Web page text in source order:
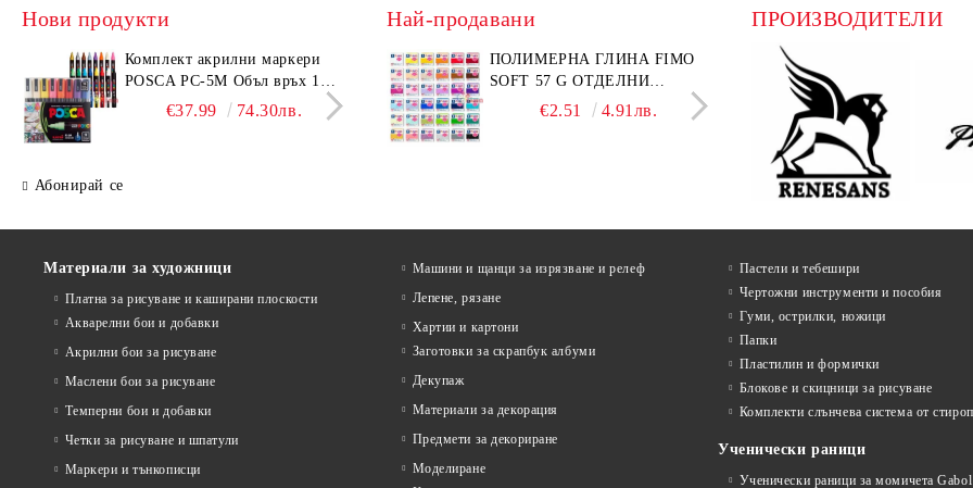
Нови продукти
Комплeкт акрилни маркери
POSCA PC-5M Объл връх 16
бр. Основни цветове
€37.99 74.30лв.
Комплект графитни моливи
KOH-I-NOOR Art 24 бр. (8B-
10H) В метална кутия
€18.60 36.38лв.
Въглен за рисуване Koh-I-
Noor Натурален Ø 6–7 mm 6
бр.
€4.99
Абонирай се
Най-продавани
ПОЛИМЕРНА ГЛИНА FIMO
SOFT 57 G ОТДЕЛНИ
ЦВЕТОВЕ€2.51 4.91лв.
ТЕКСТИЛНА
НЕПРОМОКАЕМА
ЦВЕТОВЕ
€1.38
ПРОИЗВОДИТЕЛИ
Материали за художници
Платна за рисуване и каширани плоскости
Акварелни бои и добавки
Акрилни бои за рисуване
Маслени бои за рисуване
Темперни бои и добавки
Четки за рисуване и шпатули
Маркери и тънкописци
Машини и щанци за изрязване и релеф
Лепене, рязане
Хартии и картони
Заготовки за скрапбук албуми
Декупаж
Материали за декорация
Предмети за декориране
Моделиране
Пастели и тебешири
Чертожни инструменти и пособия
Гуми, острилки, ножици
Папки
Пластилин и формички
Блокове и скицници за рисуване
Комплекти слънчева система от
Ученически раници
Ученически раници за момичета